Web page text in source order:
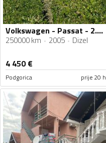
Volkswagen - Passat - 2.0 TDI 103 KW
250000 km 2005 Dizel
4 450€
Podgorica prije 20 h